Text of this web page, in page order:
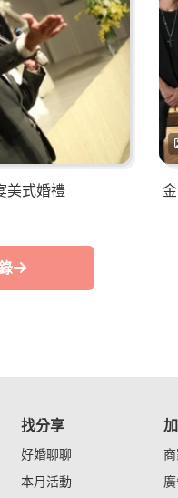
美式婚禮
找分享
好婚聊聊
本月活動